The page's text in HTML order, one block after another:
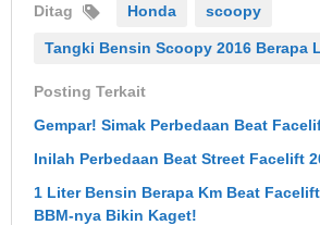
Ditag Honda scoopy
Tangki Bensin Scoopy 2016 Berapa
Posting Terkait
Gempar! Simak Perbedaan Beat
Inilah Perbedaan Beat Street Facelift
1 Liter Bensin Berapa Km Beat
BBM-nya Bikin Kaget!